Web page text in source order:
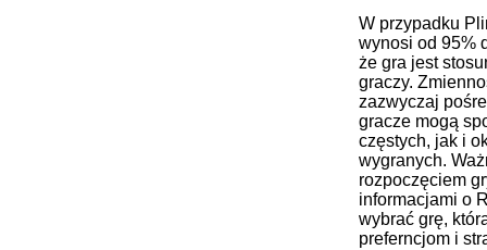
W przypadku
wynosi od 95%
że ​​gra jest
graczy.
zazwyczaj
gracze mogą
częstych, jak i
wygranych.
rozpoczęciem
informacjami o
wybrać grę,
preferncjom i